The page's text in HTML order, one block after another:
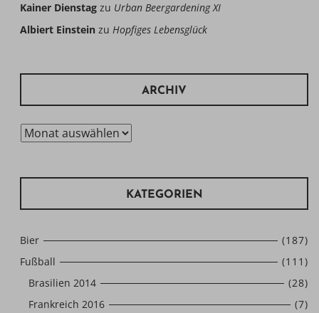
Kainer Dienstag zu Urban Beergardening XI
Albiert Einstein zu Hopfiges Lebensglück
ARCHIV
Archiv
KATEGORIEN
Bier
(187)
Fußball
(111)
Brasilien 2014
(28)
Frankreich 2016
(7)